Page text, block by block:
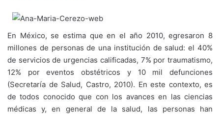
En México, se estima que en el año 2010, egresaron 8
millones de personas de una institución de salud: el 40%
de servicios de urgencias calificadas, 7% por traumatismo,
12% por eventos obstétricos y 10 mil defunciones
(Secretaría de Salud, Castro, 2010). En este contexto, es
de todos conocido que con los avances en las ciencias
médicas y, en general de la salud, las personas han